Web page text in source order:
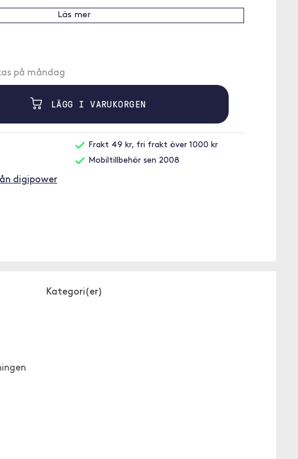
Läs mer
på måndag
LÄGG I VARUKORGEN
Frakt 49 kr, fri frakt över 1000 kr
Mobiltillbehör sen 2008
digipower
Kategori(er)